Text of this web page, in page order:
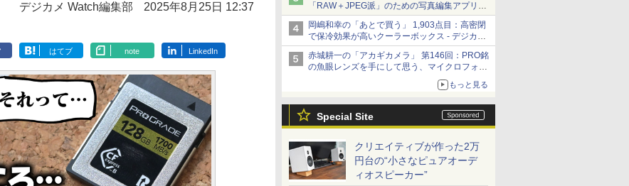
「RAW＋JPEG派」のための写真編集アプリ
カメラデフォルトのJPEGを大切にする
「Filmator」
岡嶋和幸の「あとで買う」 1,903点目：高密閉
で保冷効果が高いクーラーボックス - デジカメ
Watch
赤城耕一の「アカギカメラ」 第146回：PRO銘
の魚眼レンズを手にして思う、マイクロフォー
もっと見る
Special Site
クリエイティブが作った2万
円台の“小さなピュアオーデ
ィオスピーカー”
デジカメ Watch編集部 2025年8月25日 12:37
はてブ note LinkedIn